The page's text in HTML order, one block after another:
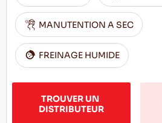
MANUTENTION A SEC
FREINAGE HUMIDE
TROUVER UN
DISTRIBUTEUR